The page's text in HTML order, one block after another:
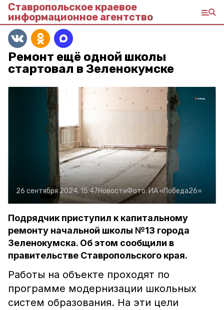
Ставропольское краевое
информационное агентство
Ремонт ещё одной школы
стартовал в Зеленокумске
26 сентября 2024, 15:47НовостиФото: ИА «Победа26»
Подрядчик приступил к капитальному
ремонту начальной школы №13 города
Зеленокумска. Об этом сообщили в
правительстве Ставропольского края.
Работы на объекте проходят по
программе модернизации школьных
систем образования. На эти цели